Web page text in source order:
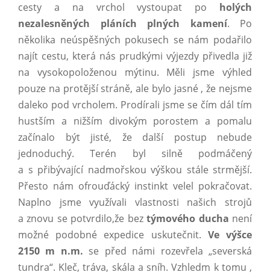
cesty a na vrchol vystoupat po holých
nezalesněných pláních plných kamení. Po
několika neúspěšných pokusech se nám podařilo
najít cestu, která nás prudkými výjezdy přivedla již
na vysokopoloženou mýtinu. Měli jsme výhled
pouze na protější stráně, ale bylo jasné , že nejsme
daleko pod vrcholem. Prodírali jsme se čím dál tím
hustším a nižším divokým porostem a pomalu
začínalo být jisté, že další postup nebude
jednoduchý. Terén byl silně podmáčený
a s přibývající nadmořskou výškou stále strmější.
Přesto nám ofrouďácký instinkt velel pokračovat.
Naplno jsme využívali vlastnosti našich strojů
a znovu se potvrdilo,že beztýmového ducha není
možné podobné expedice uskutečnit. Ve výšce
2150 m n.m. se před námi rozevřela „severská
tundra“. Kleč, tráva, skála a sníh. Vzhledm k tomu ,